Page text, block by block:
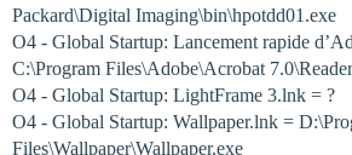
Packard\Digital Imaging\bin\hpotdd01.exe
O4 - Global Startup: Lancement rapide
C:\Program Files\Adobe\Acrobat
O4 - Global Startup: LightFrame 3.lnk = ?
O4 - Global Startup: Wallpaper.lnk =
Files\Wallpaper\Wallpaper.exe